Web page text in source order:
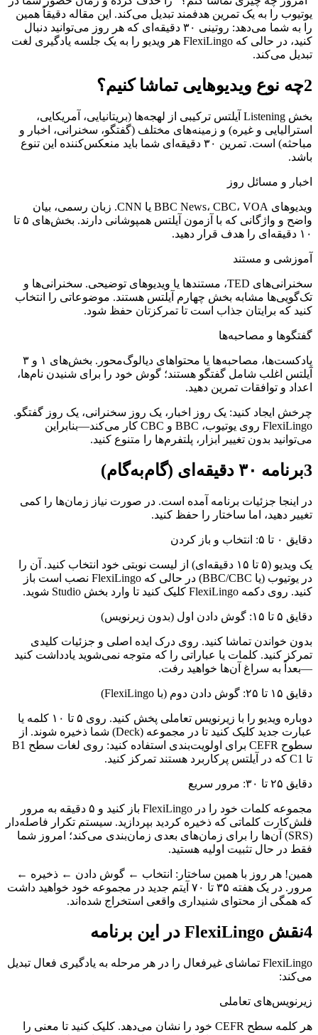
یوتیوب را به یک تمرین هدفمند تبدیل می‌کند. این مقاله دقیقاً همین
را به شما می‌دهد: روتینی ۳۰ دقیقه‌ای که هر روز می‌توانید دنبال
کنید، در حالی که FlexiLingo هر ویدیو را به یک جلسه یادگیری لغت
تبدیل می‌کند.
2چه نوع ویدیوهایی تماشا کنیم؟
بخش Listening آیلتس ترکیبی از لهجه‌ها (بریتانیایی، آمریکایی،
استرالیایی و غیره) و زمینه‌های مختلف (گفتگو، سخنرانی، اخبار و
مباحثه) است. تمرین ۳۰ دقیقه‌ای شما باید منعکس‌کننده این تنوع
باشد.
اخبار و مسائل روز
ویدیوهای BBC News، CBC، VOA یا CNN. زبان رسمی، بیان
واضح و واژگانی که با آزمون آیلتس همپوشانی دارند. بخش‌های ۵ تا
۱۰ دقیقه‌ای را هدف قرار دهید.
آموزشی و مستند
سخنرانی‌های TED، مستندها یا ویدیوهای توضیحی. سخنرانی‌ها و
تک‌گویی‌ها مشابه بخش چهارم آیلتس هستند. موضوعاتی را انتخاب
کنید که برایتان جذاب است تا تمرکزتان حفظ شود.
گفتگوها و مصاحبه‌ها
پادکست‌ها، مصاحبه‌ها یا محتواهای دیالوگ‌محور. بخش‌های ۱ و ۳
آیلتس اغلب شامل گفتگو هستند؛ گوش خود را برای شنیدن نام‌ها،
اعداد و توافقات تمرین دهید.
چرخش ایجاد کنید: یک روز اخبار، یک روز سخنرانی، یک روز گفتگو.
FlexiLingo روی یوتیوب، BBC و CBC کار می‌کند—بنابراین
می‌توانید بدون تغییر ابزار، پلتفرم‌ها را متنوع کنید.
3برنامه ۳۰ دقیقه‌ای (گام‌به‌گام)
در اینجا جزئیات برنامه آمده است. در صورت نیاز زمان‌ها را کمی
تغییر دهید، اما ساختار را حفظ کنید.
دقایق ۰ تا ۵: انتخاب و باز کردن
یک ویدیو (۵ تا ۱۵ دقیقه‌ای) از لیست نوبتی خود انتخاب کنید. آن را
در یوتیوب (یا BBC/CBC) در حالی که FlexiLingo نصب است باز
کنید. روی دکمه FlexiLingo کلیک کنید تا وارد بخش Studio شوید.
دقایق ۵ تا ۱۵: گوش دادن اول (بدون زیرنویس)
بدون خواندن تماشا کنید. روی درک ایده اصلی و جزئیات کلیدی
تمرکز کنید. کلمات یا عباراتی را که متوجه نمی‌شوید یادداشت کنید
—بعداً به سراغ آن‌ها خواهید رفت.
دقایق ۱۵ تا ۲۵: گوش دادن دوم (با FlexiLingo)
دوباره ویدیو را با زیرنویس تعاملی پخش کنید. روی ۵ تا ۱۰ کلمه یا
عبارت جدید کلیک کنید تا در مجموعه (Deck) شما ذخیره شوند. از
سطوح CEFR برای اولویت‌بندی استفاده کنید: روی لغات سطح B1
تا C1 که در آیلتس پرکاربرد هستند تمرکز کنید.
دقایق ۲۵ تا ۳۰: مرور سریع
مجموعه کلمات خود را در FlexiLingo باز کنید و ۵ دقیقه به مرور
فلش‌کارت کلماتی که ذخیره کردید بپردازید. سیستم تکرار فاصله‌دار
(SRS) آن‌ها را برای زمان‌های بعدی زمان‌بندی می‌کند؛ امروز شما
فقط در حال تثبیت اولیه هستید.
همین! هر روز با همین ساختار: انتخاب ← گوش دادن ← ذخیره ←
مرور. در یک هفته ۳۵ تا ۷۰ آیتم جدید در مجموعه خود خواهید داشت
که همگی از محتوای شنیداری واقعی استخراج شده‌اند.
4نقش FlexiLingo در این برنامه
FlexiLingo تماشای غیرفعال را در هر مرحله به یادگیری فعال تبدیل
می‌کند:
زیرنویس‌های تعاملی
هر کلمه سطح CEFR خود را نشان می‌دهد. کلیک کنید تا معنی را